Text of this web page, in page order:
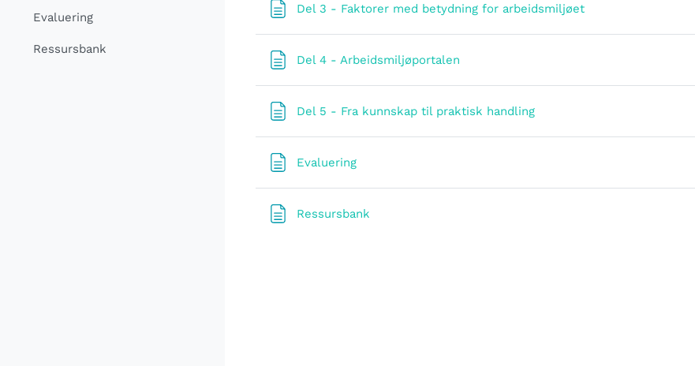
Evaluering
Ressursbank
Del 3 - Faktorer med betydning for arbeidsmiljøetСтраница
Del 4 - Arbeidsmiljøportalen
Del 5 - Fra kunnskap til praktisk handlingСтраница
EvalueringСтраница
Ressursbank